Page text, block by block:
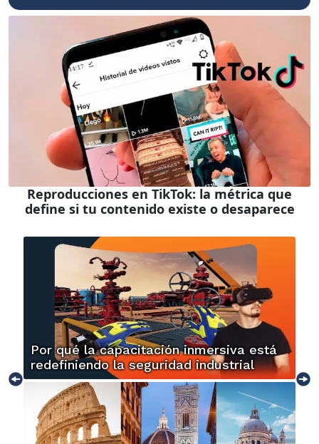
Reproducciones en TikTok: la métrica que
define si tu contenido existe o desaparece
Por qué la capacitación inmersiva está
redefiniendo la seguridad industrial